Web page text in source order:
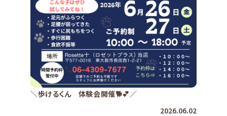
＼歩けるくん 体験会開催🐕️💕／
2026.06.02